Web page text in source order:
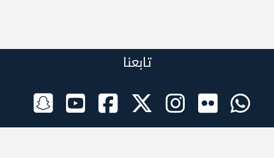
تابعنا